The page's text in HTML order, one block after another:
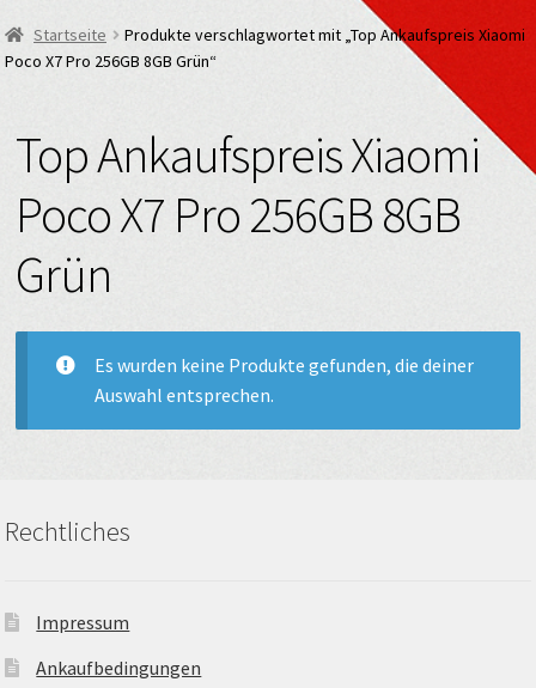
Gebrauchte Elektronik verkaufen
Wie’s geht ?
Startseite
Produkte verschlagwortet mit „Top Ankaufspreis Xiaomi
Poco X7 Pro 256GB 8GB Grün“
Top Ankaufspreis Xiaomi
Poco X7 Pro 256GB 8GB
Grün
Es wurden keine Produkte gefunden, die deiner
Auswahl entsprechen.
Rechtliches
Impressum
Ankaufbedingungen